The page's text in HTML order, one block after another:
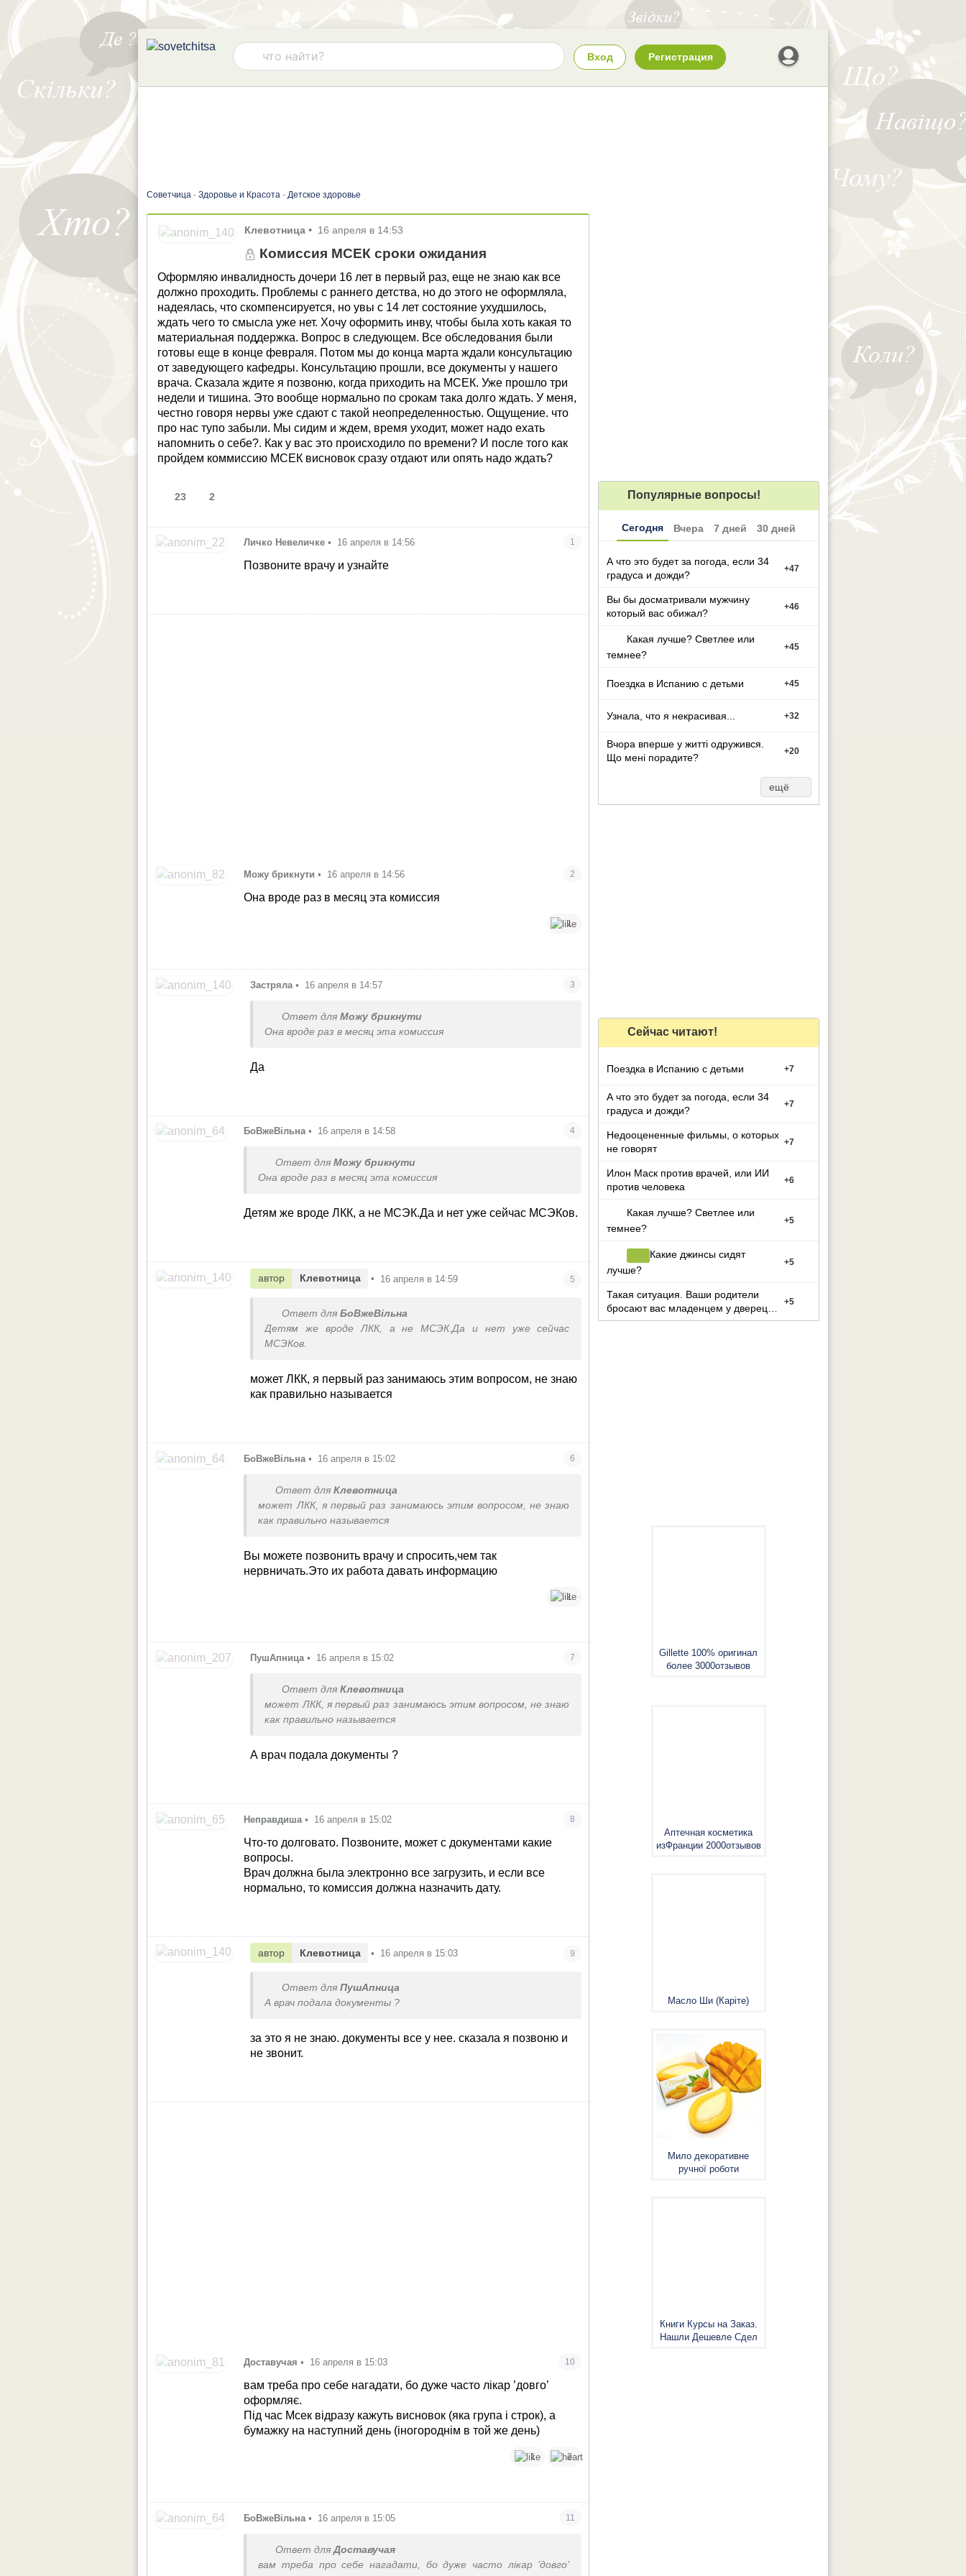
Вход Регистрация
Советчица - Здоровье и Красота - Детское здоровье
Клевотница • 16 апреля в 14:53
Комиссия МСЕК сроки ожидания
Оформляю инвалидность дочери 16 лет в первый раз, еще не знаю как все
должно проходить. Проблемы с раннего детства, но до этого не оформляла,
надеялась, что скомпенсируется, но увы с 14 лет состояние ухудшилось,
ждать чего то смысла уже нет. Хочу оформить инву, чтобы была хоть какая то
материальная поддержка. Вопрос в следующем. Все обследования были
готовы еще в конце февраля. Потом мы до конца марта ждали консультацию
от заведующего кафедры. Консультацию прошли, все документы у нашего
врача. Сказала ждите я позвоню, когда приходить на МСЕК. Уже прошло три
недели и тишина. Это вообще нормально по срокам така долго ждать. У меня,
честно говоря нервы уже сдают с такой неопределенностью. Ощущение. что
про нас тупо забыли. Мы сидим и ждем, время уходит, может надо ехать
напомнить о себе?. Как у вас это происходило по времени? И после того как
пройдем коммиссию МСЕК висновок сразу отдают или опять надо ждать?
23 2
Личко Невеличке • 16 апреля в 14:56 1
Позвоните врачу и узнайте
Можу брикнути • 16 апреля в 14:56 2
Она вроде раз в месяц эта комиссия
1
Застряла • 16 апреля в 14:57 3
Ответ для Можу брикнути
Она вроде раз в месяц эта комиссия
Да
БоВжеВільна • 16 апреля в 14:58 4
Ответ для Можу брикнути
Она вроде раз в месяц эта комиссия
Детям же вроде ЛКК, а не МСЭК.Да и нет уже сейчас МСЭКов.
автор Клевотница • 16 апреля в 14:59 5
Ответ для БоВжеВільна
Детям же вроде ЛКК, а не МСЭК.Да и нет уже сейчас
МСЭКов.
может ЛКК, я первый раз занимаюсь этим вопросом, не знаю
как правильно называется
БоВжеВільна • 16 апреля в 15:02 6
Ответ для Клевотница
может ЛКК, я первый раз занимаюсь этим вопросом, не знаю
как правильно называется
Вы можете позвонить врачу и спросить,чем так
нервничать.Это их работа давать информацию
1
ПушАпница • 16 апреля в 15:02 7
Ответ для Клевотница
может ЛКК, я первый раз занимаюсь этим вопросом, не знаю
как правильно называется
А врач подала документы ?
Неправдиша • 16 апреля в 15:02 8
Что-то долговато. Позвоните, может с документами какие
вопросы.
Врач должна была электронно все загрузить, и если все
нормально, то комиссия должна назначить дату.
автор Клевотница • 16 апреля в 15:03 9
Ответ для ПушАпница
А врач подала документы ?
за это я не знаю. документы все у нее. сказала я позвоню и
не звонит.
Доставучая • 16 апреля в 15:03 10
вам треба про себе нагадати, бо дуже часто лікар ’довго’
оформляє.
Під час Мсек відразу кажуть висновок (яка група і строк), а
бумажку на наступний день (іногороднім в той же день)
1 2
БоВжеВільна • 16 апреля в 15:05 11
Ответ для Доставучая
вам треба про себе нагадати, бо дуже часто лікар ’довго’
Популярные вопросы!
Сегодня Вчера 7 дней 30 дней
А что это будет за погода, если 34
градуса и дожди?
+47
Вы бы досматривали мужчину
который вас обижал?
+46
Какая лучше? Светлее или
темнее?
+45
Поездка в Испанию с детьми +45
Узнала, что я некрасивая... +32
Вчора вперше у житті одружився.
Що мені порадите?
+20
ещё
Сейчас читают!
Поездка в Испанию с детьми +7
А что это будет за погода, если 34
градуса и дожди?
+7
Недооцененные фильмы, о которых
не говорят
+7
Илон Маск против врачей, или ИИ
против человека
+6
Какая лучше? Светлее или
темнее?
+5
Какие джинсы сидят
лучше?
+5
Такая ситуация. Ваши родители
бросают вас младенцем у дверец
детского дома
+5
Gillette 100% оригинал
более 3000отзывов
Аптечная косметика
изФранции 2000отзывов
Масло Ши (Каріте)
Мило декоративне
ручної роботи
Книги Курсы на Заказ.
Нашли Дешевле Сдел